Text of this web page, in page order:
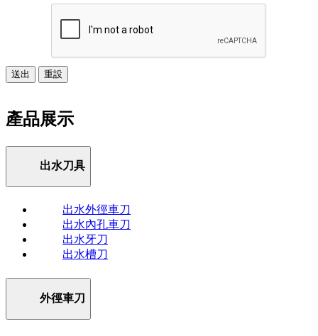
送出 重設
產品展示
出水刀具
出水外徑車刀
出水內孔車刀
出水牙刀
出水槽刀
外徑車刀